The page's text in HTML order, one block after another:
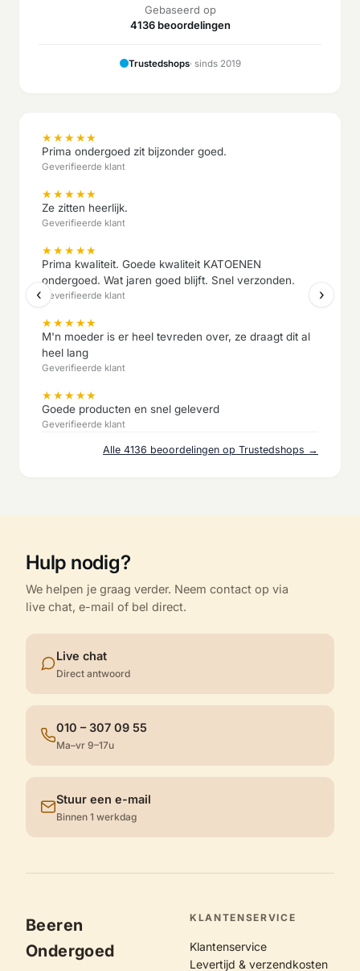
Gebaseerd op
4136 beoordelingen
Trustedshops· sinds 2019
★★★★★
Prima ondergoed zit bijzonder goed.
Geverifieerde klant
★★★★★
Ze zitten heerlijk.
Geverifieerde klant
★★★★★
Prima kwaliteit. Goede kwaliteit KATOENEN
ondergoed. Wat jaren goed blijft. Snel verzonden.
Geverifieerde klant
★★★★★
M'n moeder is er heel tevreden over, ze draagt dit al
heel lang
Geverifieerde klant
★★★★★
Goede producten en snel geleverd
Geverifieerde klant
‹ ›
Alle 4136 beoordelingen op Trustedshops →
Hulp nodig?
We helpen je graag verder. Neem contact op via
live chat, e-mail of bel direct.
Live chat
Direct antwoord
010 – 307 09 55
Ma–vr 9–17u
Stuur een e-mail
Binnen 1 werkdag
Beeren
Ondergoed
KLANTENSERVICE
Klantenservice
Levertijd & verzendkosten